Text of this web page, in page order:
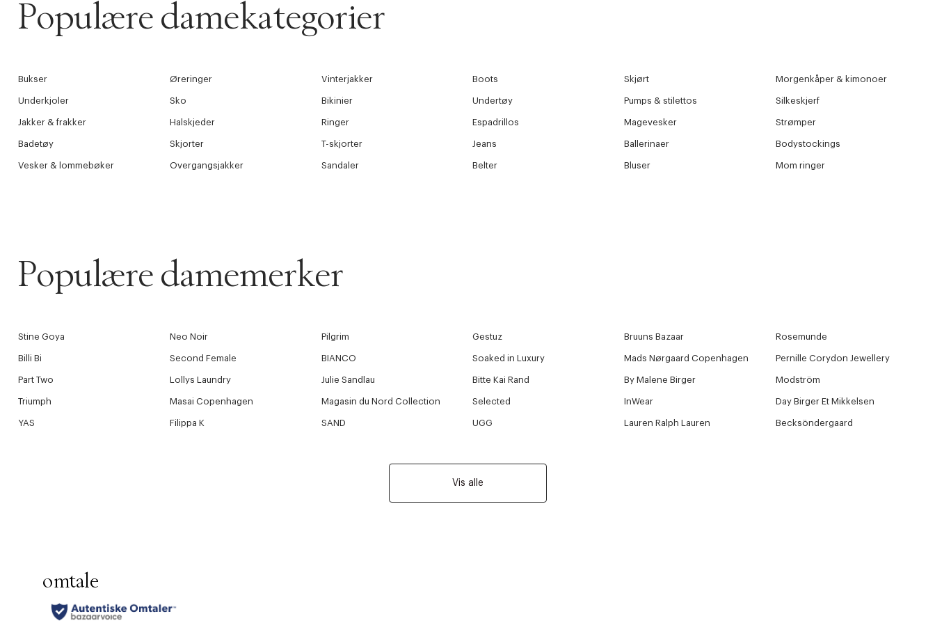
Populære damekategorier
Bukser Øreringer Vinterjakker Boots Skjørt Morgenkåper & kimonoer
Underkjoler Sko Bikinier Undertøy Pumps & stilettos Silkeskjerf
Jakker & frakker Halskjeder Ringer Espadrillos Magevesker Strømper
Badetøy Skjorter T-skjorter Jeans Ballerinaer Bodystockings
Vesker & lommebøker Overgangsjakker Sandaler Belter Bluser Mom ringer
Populære damemerker
Stine Goya Neo Noir Pilgrim Gestuz Bruuns Bazaar Rosemunde
Billi Bi Second Female BIANCO Soaked in Luxury Mads Nørgaard Copenhagen Pernille Corydon Jewellery
Part Two Lollys Laundry Julie Sandlau Bitte Kai Rand By Malene Birger Modström
Triumph Masai Copenhagen Magasin du Nord Collection Selected InWear Day Birger Et Mikkelsen
YAS Filippa K SAND UGG Lauren Ralph Lauren Becksöndergaard
Vis alle